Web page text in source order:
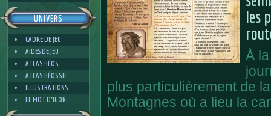
UNIVERS
CADRE DE JEU
AIDES DE JEU
ATLAS HÉOS
ATLAS HÉOSSIE
ILLUSTRATIONS
LE MOT D'IGOR
les
À
plus particulièrement de
Montagnes où a lieu la